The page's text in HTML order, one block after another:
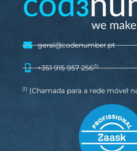
geral@codenumber.pt
+351 915 957 256(1)
(1)(Chamada para a rede móvel